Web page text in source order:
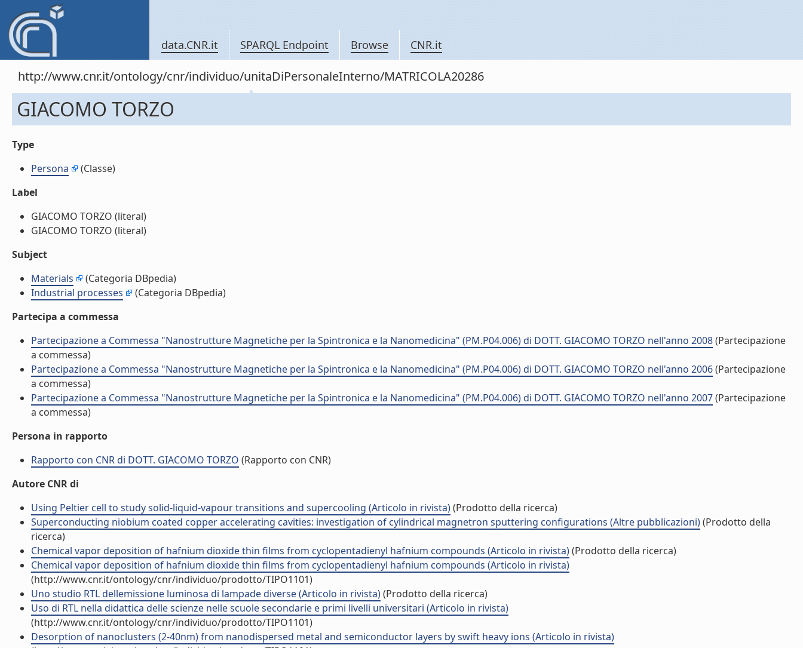
data.CNR.it SPARQL Endpoint Browse CNR.it
http://www.cnr.it/ontology/cnr/individuo/unitaDiPersonaleInterno/MATRICOLA20286
GIACOMO TORZO
Type
Persona
(Classe)
Label
GIACOMO TORZO (literal)
GIACOMO TORZO (literal)
Subject
Materials
(Categoria DBpedia)
Industrial processes
(Categoria DBpedia)
Partecipa a commessa
Partecipazione a Commessa "Nanostrutture Magnetiche per la Spintronica e la Nanomedicina" (PM.P04.006) di DOTT. GIACOMO TORZO nell'anno 2008(Partecipazione
a commessa)
Partecipazione a Commessa "Nanostrutture Magnetiche per la Spintronica e la Nanomedicina" (PM.P04.006) di DOTT. GIACOMO TORZO nell'anno 2006(Partecipazione
a commessa)
Partecipazione a Commessa "Nanostrutture Magnetiche per la Spintronica e la Nanomedicina" (PM.P04.006) di DOTT. GIACOMO TORZO nell'anno 2007(Partecipazione
a commessa)
Persona in rapporto
Rapporto con CNR di DOTT. GIACOMO TORZO (Rapporto con CNR)
Autore CNR di
Using Peltier cell to study solid-liquid-vapour transitions and supercooling (Articolo in rivista)(Prodotto della ricerca)
Superconducting niobium coated copper accelerating cavities: investigation of cylindrical magnetron sputtering configurations (Altre pubblicazioni)(Prodotto della
ricerca)
Chemical vapor deposition of hafnium dioxide thin films from cyclopentadienyl hafnium compounds (Articolo in rivista)(Prodotto della ricerca)
Chemical vapor deposition of hafnium dioxide thin films from cyclopentadienyl hafnium compounds (Articolo in rivista)
(http://www.cnr.it/ontology/cnr/individuo/prodotto/TIPO1101)
Uno studio RTL dellemissione luminosa di lampade diverse (Articolo in rivista)(Prodotto della ricerca)
Uso di RTL nella didattica delle scienze nelle scuole secondarie e primi livelli universitari (Articolo in rivista)
(http://www.cnr.it/ontology/cnr/individuo/prodotto/TIPO1101)
Desorption of nanoclusters (2-40nm) from nanodispersed metal and semiconductor layers by swift heavy ions (Articolo in rivista)